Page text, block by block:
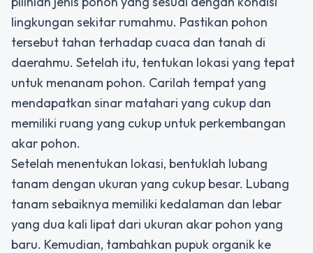
lingkungan sekitar rumahmu. Pastikan pohon
tersebut tahan terhadap cuaca dan tanah di
daerahmu. Setelah itu, tentukan lokasi yang tepat
untuk menanam pohon. Carilah tempat yang
mendapatkan sinar matahari yang cukup dan
memiliki ruang yang cukup untuk perkembangan
akar pohon.
Setelah menentukan lokasi, bentuklah lubang
tanam dengan ukuran yang cukup besar. Lubang
tanam sebaiknya memiliki kedalaman dan lebar
yang dua kali lipat dari ukuran akar pohon yang
baru. Kemudian, tambahkan pupuk organik ke